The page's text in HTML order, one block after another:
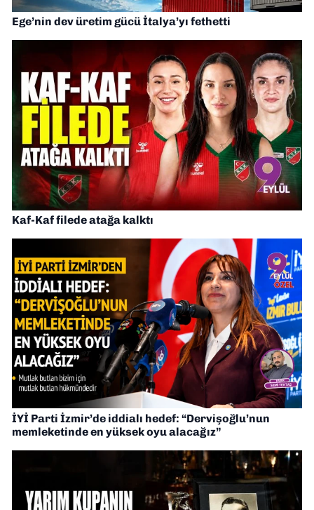
Ege’nin dev üretim gücü İtalya’yı fethetti
Kaf-Kaf filede atağa kalktı
İYİ Parti İzmir’de iddialı hedef: “Dervişoğlu’nun
memleketinde en yüksek oyu alacağız”